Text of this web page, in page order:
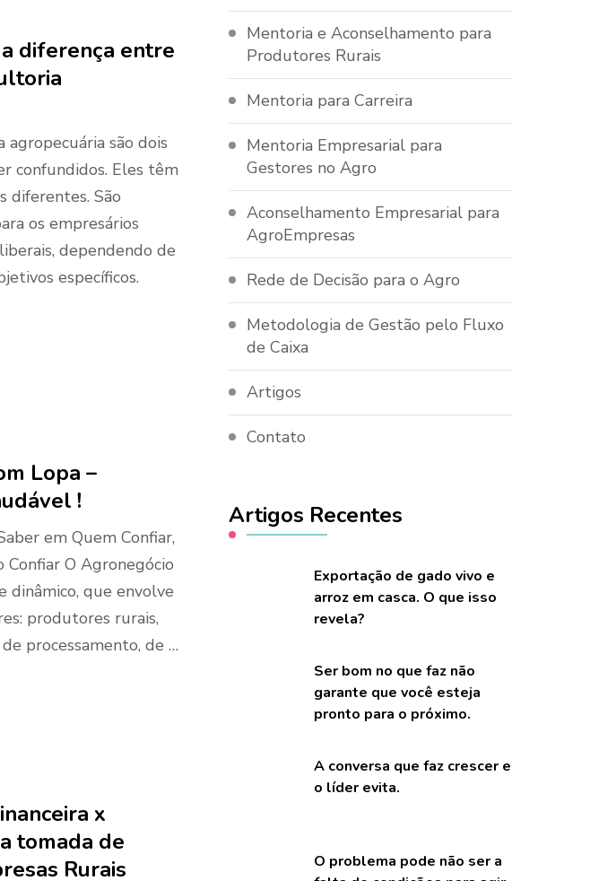
diferença entre
são dois
confundidos. Eles têm
diferentes. São
os empresários
dependendo de
específicos.
Lopa –
!
em Quem Confiar,
Confiar O Agronegócio
dinâmico, que envolve
produtores rurais,
processamento, de …
x
tomada de
Rurais
Mentoria e Aconselhamento para
Produtores Rurais
Mentoria para Carreira
Mentoria Empresarial para
Gestores no Agro
Aconselhamento Empresarial para
AgroEmpresas
Rede de Decisão para o Agro
Metodologia de Gestão pelo Fluxo
de Caixa
Artigos
Contato
Artigos Recentes
Exportação de gado vivo e
arroz em casca. O que isso
revela?
Ser bom no que faz não
garante que você esteja
pronto para o próximo.
A conversa que faz crescer e
o líder evita.
O problema pode não ser a